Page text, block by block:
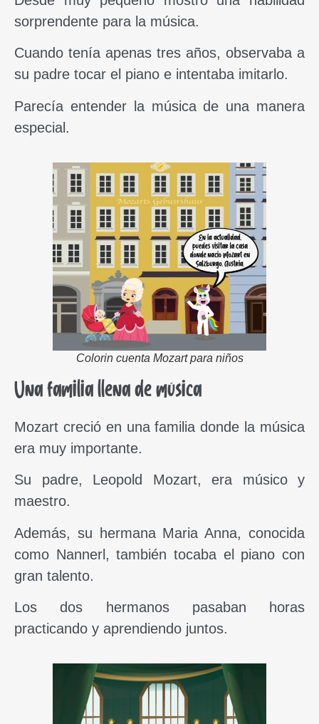
sorprendente para la música.
Cuando tenía apenas tres años, observaba a
su padre tocar el piano e intentaba imitarlo.
Parecía entender la música de una manera
especial.
Colorin cuenta Mozart para niños
Una familia llena de música
Mozart creció en una familia donde la música
era muy importante.
Su padre, Leopold Mozart, era músico y
maestro.
Además, su hermana Maria Anna, conocida
como Nannerl, también tocaba el piano con
gran talento.
Los dos hermanos pasaban horas
practicando y aprendiendo juntos.